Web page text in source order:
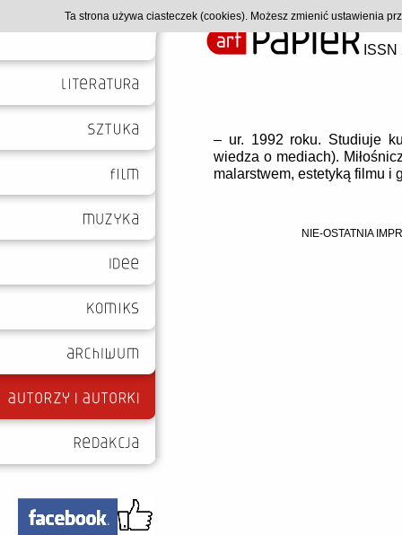
– ur. 1992 roku. Studiuje
wiedza o mediach).
malarstwem, estetyką filmu i
NIE-OSTATNIA
Ta strona używa ciasteczek (cookies). Możesz zmienić ustawienia